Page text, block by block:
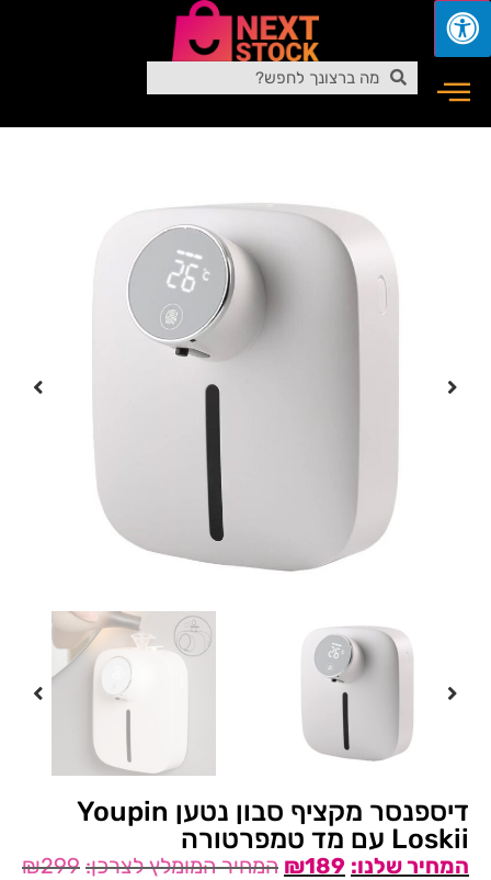
דיספנסר מקציף סבון נטען Youpin
Loskii עם מד טמפרטורה
₪299 ₪189